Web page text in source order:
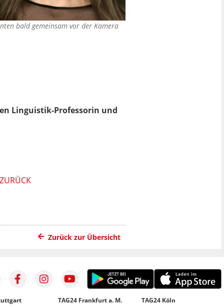
bald gemeinsam vor der Kamera
Linguistik-Professorin und
Zurück zur Übersicht
TAG24 Frankfurt a. M.
TAG24 Köln